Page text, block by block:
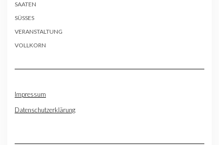
SAATEN
SÜSSES
VERANSTALTUNG
VOLLKORN
Impressum
Datenschutzerklärung